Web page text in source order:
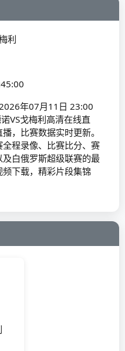
利
年07月11日 23:00
VS戈梅利高清在线直
，比赛数据实时更新。
程录像、比赛比分、赛
白俄罗斯超级联赛的最
下载，精彩片段集锦